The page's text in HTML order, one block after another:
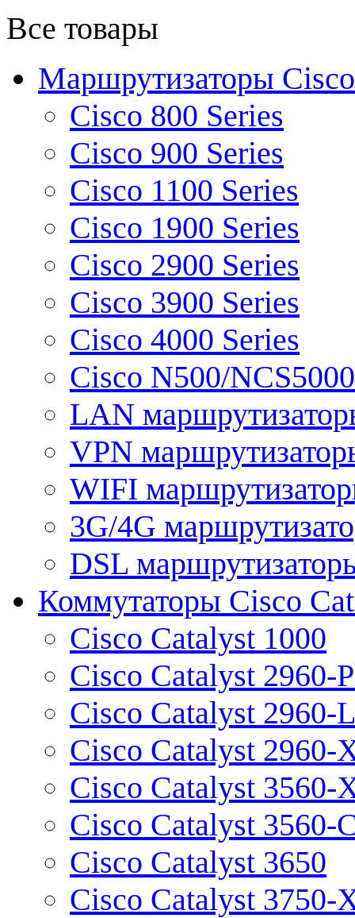
Все товары
Маршрутизаторы Cisco
Cisco 800 Series
Cisco 900 Series
Cisco 1100 Series
Cisco 1900 Series
Cisco 2900 Series
Cisco 3900 Series
Cisco 4000 Series
Cisco N500/
LAN
VPN
WIFI
3G/4G
DSL
Коммутаторы Cisco
Cisco Catalyst 1000
Cisco Catalyst 2960-
Cisco Catalyst 2960-L
Cisco Catalyst 2960-
Cisco Catalyst 3560-
Cisco Catalyst 3560-
Cisco Catalyst 3650
Cisco Catalyst 3750-